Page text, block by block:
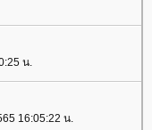
น.
16:05:22 น.